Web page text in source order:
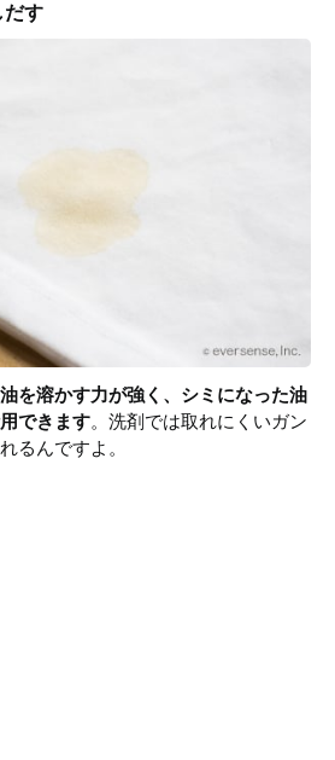
だす
油を溶かす力が強く、シミになった油
できます。洗剤では取れにくいガン
るんですよ。